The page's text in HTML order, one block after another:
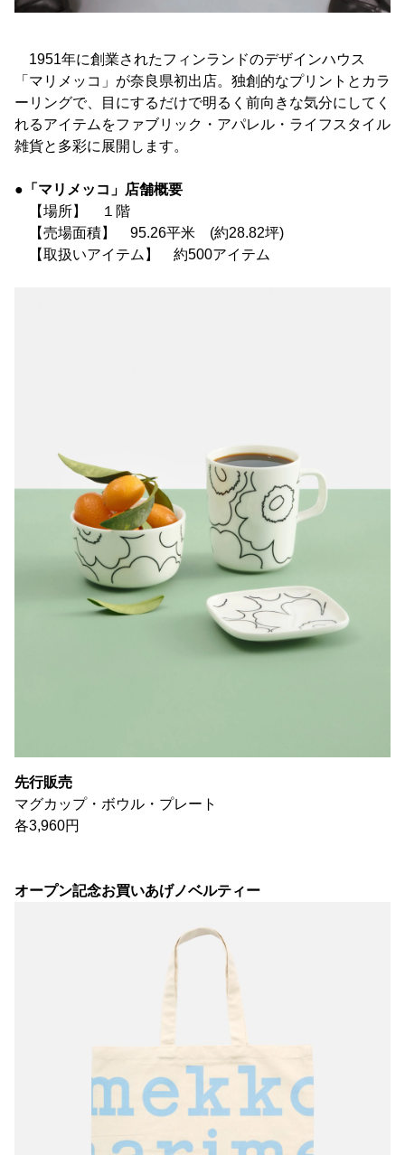
1951年に創業されたフィンランドのデザインハウス
「マリメッコ」が奈良県初出店。独創的なプリントとカラ
ーリングで、目にするだけで明るく前向きな気分にしてく
れるアイテムをファブリック・アパレル・ライフスタイル
雑貨と多彩に展開します。
●「マリメッコ」店舗概要
【場所】 １階
【売場面積】 95.26平米 (約28.82坪)
【取扱いアイテム】 約500アイテム
先行販売
マグカップ・ボウル・プレート
各3,960円
オープン記念お買いあげノベルティー